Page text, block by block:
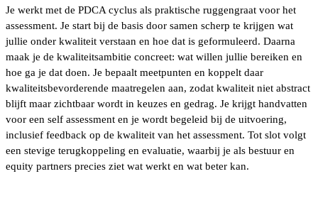
Je werkt met de PDCA cyclus als praktische ruggengraat voor het
assessment. Je start bij de basis door samen scherp te krijgen wat
jullie onder kwaliteit verstaan en hoe dat is geformuleerd. Daarna
maak je de kwaliteitsambitie concreet: wat willen jullie bereiken en
hoe ga je dat doen. Je bepaalt meetpunten en koppelt daar
kwaliteitsbevorderende maatregelen aan, zodat kwaliteit niet abstract
blijft maar zichtbaar wordt in keuzes en gedrag. Je krijgt handvatten
voor een self assessment en je wordt begeleid bij de uitvoering,
inclusief feedback op de kwaliteit van het assessment. Tot slot volgt
een stevige terugkoppeling en evaluatie, waarbij je als bestuur en
equity partners precies ziet wat werkt en wat beter kan.